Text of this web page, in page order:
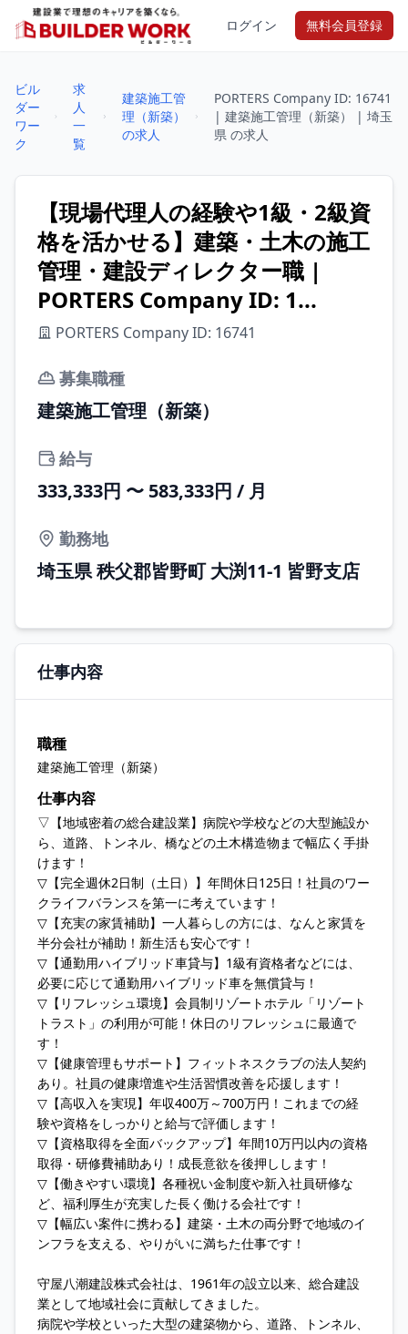
ログイン 無料会員登録
ビル
ダー
ワー
ク
求
人
一
覧
建築施工管
理（新築）
の求人
PORTERS Company ID: 16741
| 建築施工管理（新築） | 埼玉
県 の求人
【現場代理人の経験や1級・2級資
格を活かせる】建築・土木の施工
管理・建設ディレクター職 |
PORTERS Company ID: 1...
PORTERS Company ID: 16741
募集職種
建築施工管理（新築）
給与
333,333円 〜 583,333円 / 月
勤務地
埼玉県 秩父郡皆野町 大渕11-1 皆野支店
仕事内容
職種
建築施工管理（新築）
仕事内容
▽【地域密着の総合建設業】病院や学校などの大型施設か
ら、道路、トンネル、橋などの土木構造物まで幅広く手掛
けます！
▽【完全週休2日制（土日）】年間休日125日！社員のワー
クライフバランスを第一に考えています！
▽【充実の家賃補助】一人暮らしの方には、なんと家賃を
半分会社が補助！新生活も安心です！
▽【通勤用ハイブリッド車貸与】1級有資格者などには、
必要に応じて通勤用ハイブリッド車を無償貸与！
▽【リフレッシュ環境】会員制リゾートホテル「リゾート
トラスト」の利用が可能！休日のリフレッシュに最適で
す！
▽【健康管理もサポート】フィットネスクラブの法人契約
あり。社員の健康増進や生活習慣改善を応援します！
▽【高収入を実現】年収400万～700万円！これまでの経
験や資格をしっかりと給与で評価します！
▽【資格取得を全面バックアップ】年間10万円以内の資格
取得・研修費補助あり！成長意欲を後押しします！
▽【働きやすい環境】各種祝い金制度や新入社員研修な
ど、福利厚生が充実した長く働ける会社です！
▽【幅広い案件に携わる】建築・土木の両分野で地域のイ
ンフラを支える、やりがいに満ちた仕事です！
守屋八潮建設株式会社は、1961年の設立以来、総合建設
業として地域社会に貢献してきました。
病院や学校といった大型の建築物から、道路、トンネル、